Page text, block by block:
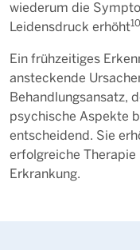
wiederum die
Leidensdruck erhöht10
Ein frühzeitiges
ansteckende
Behandlungsansatz,
psychische Aspekte
entscheidend. Sie
erfolgreiche
Erkrankung.